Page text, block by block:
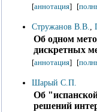
[аннотация] [
Стружанов В.В.,
Об одном
дискретных
[аннотация] [
Шарый С.П.
Об
решений